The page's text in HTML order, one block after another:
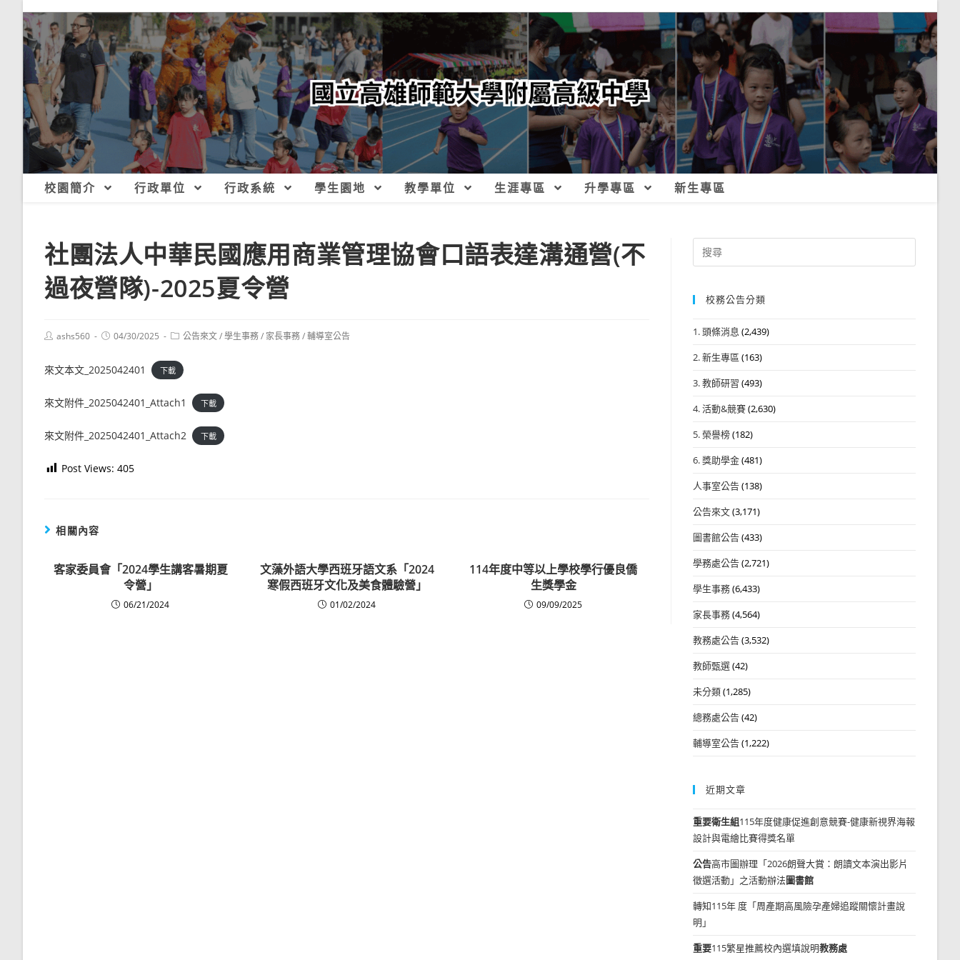
校園簡介 行政單位 行政系統 學生園地 教學單位 生涯專區 升學專區 新生專區
社團法人中華民國應用商業管理協會口語表達溝通營(不
過夜營隊)-2025夏令營
Postashs560
Post04/30/2025
Post公告來文/學生事務/ 家長事務/輔導室公告
來文本文_2025042401 下載
來文附件_2025042401_Attach1 下載
來文附件_2025042401_Attach2 下載
Post Views: 405
相關內容
客家委員會「2024學生講客暑期夏
令營」
06/21/2024
文藻外語大學西班牙語文系「2024
寒假西班牙文化及美食體驗營」
01/02/2024
114年度中等以上學校學行優良僑
生獎學金
09/09/2025
Search
for:
校務公告分類
1. 頭條消息 (2,439)
2. 新生專區 (163)
3. 教師研習 (493)
4. 活動&競賽(2,630)
5. 榮譽榜(182)
6. 獎助學金(481)
人事室公告(138)
公告來文(3,171)
圖書館公告(433)
學務處公告(2,721)
學生事務(6,433)
家長事務(4,564)
教務處公告(3,532)
教師甄選(42)
未分類(1,285)
總務處公告(42)
輔導室公告(1,222)
近期文章
重要衛生組115年度健康促進創意競賽-健康新視界海報
設計與電繪比賽得獎名單
公告高市圖辦理「2026朗聲大賞：朗讀文本演出影片
徵選活動」之活動辦法圖書館
轉知115年 度「周產期高風險孕產婦追蹤關懷計畫說
明」
重要115繁星推薦校內選填說明教務處